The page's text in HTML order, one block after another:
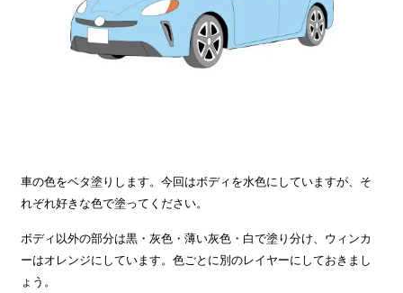
車の色をベタ塗りします。今回はボディを水色にしていますが、そ
れぞれ好きな色で塗ってください。
ボディ以外の部分は黒・灰色・薄い灰色・白で塗り分け、ウィンカ
ーはオレンジにしています。色ごとに別のレイヤーにしておきまし
ょう。